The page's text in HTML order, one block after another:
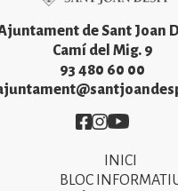
de Sant Joan
Camí del Mig. 9
93 480 60 00
Imatge
Imatge
Imatge
INICI
BLOC